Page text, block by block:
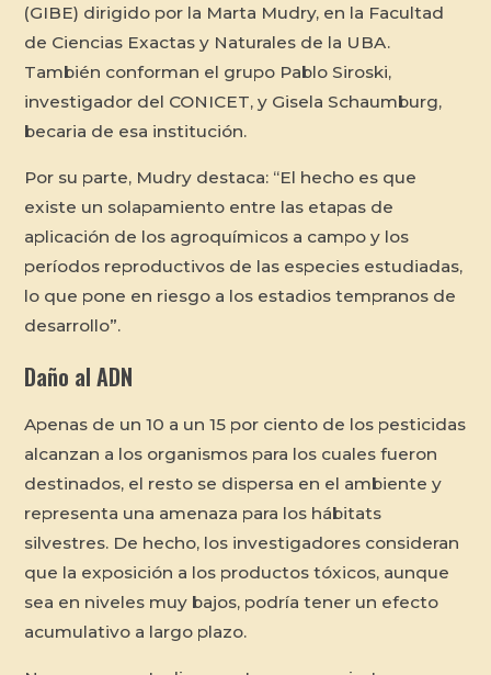
(GIBE) dirigido por la Marta Mudry, en la Facultad
de Ciencias Exactas y Naturales de la UBA.
También conforman el grupo Pablo Siroski,
investigador del CONICET, y Gisela Schaumburg,
becaria de esa institución.
Por su parte, Mudry destaca: “El hecho es que
existe un solapamiento entre las etapas de
aplicación de los agroquímicos a campo y los
períodos reproductivos de las especies estudiadas,
lo que pone en riesgo a los estadios tempranos de
desarrollo”.
Daño al ADN
Apenas de un 10 a un 15 por ciento de los pesticidas
alcanzan a los organismos para los cuales fueron
destinados, el resto se dispersa en el ambiente y
representa una amenaza para los hábitats
silvestres. De hecho, los investigadores consideran
que la exposición a los productos tóxicos, aunque
sea en niveles muy bajos, podría tener un efecto
acumulativo a largo plazo.